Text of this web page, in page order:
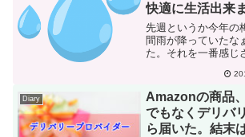
快適に生活出来
先週というか今年の
間雨が降っていたな
た。それを一番感じ
物はパリっとして
すが、部屋干し、我
燥ですが、どうして
Diary
Amazonの商品
でもなくデリバ
ら届いた。結末